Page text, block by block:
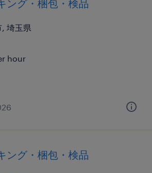
ング・梱包・検品
埼玉県
hour
ング・梱包・検品